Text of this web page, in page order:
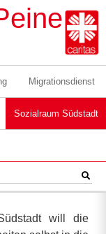
Migrationsdienst
Sozialraum Südstadt
will die